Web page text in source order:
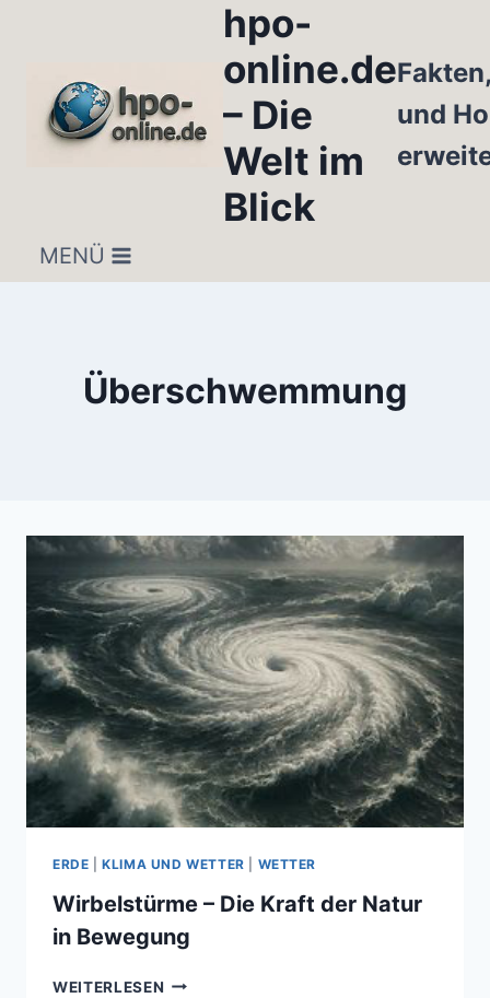
hpo-
online.de
– Die
Welt im
Blick
und
MENÜ
Überschwemmung
ERDE |KLIMA UND WETTER WETTER
Wirbelstürme – Die Kraft der Natur
in Bewegung
WEITERLESEN WIRBELSTÜRME